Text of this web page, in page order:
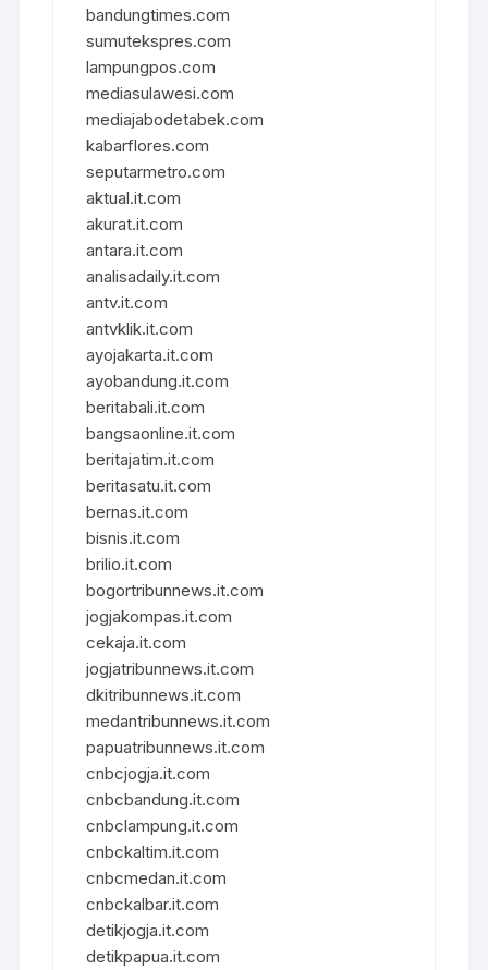
bandungtimes.com
sumutekspres.com
lampungpos.com
mediasulawesi.com
mediajabodetabek.com
kabarflores.com
seputarmetro.com
aktual.it.com
akurat.it.com
antara.it.com
analisadaily.it.com
antv.it.com
antvklik.it.com
ayojakarta.it.com
ayobandung.it.com
beritabali.it.com
bangsaonline.it.com
beritajatim.it.com
beritasatu.it.com
bernas.it.com
bisnis.it.com
brilio.it.com
bogortribunnews.it.com
jogjakompas.it.com
cekaja.it.com
jogjatribunnews.it.com
dkitribunnews.it.com
medantribunnews.it.com
papuatribunnews.it.com
cnbcjogja.it.com
cnbcbandung.it.com
cnbclampung.it.com
cnbckaltim.it.com
cnbcmedan.it.com
cnbckalbar.it.com
detikjogja.it.com
detikpapua.it.com